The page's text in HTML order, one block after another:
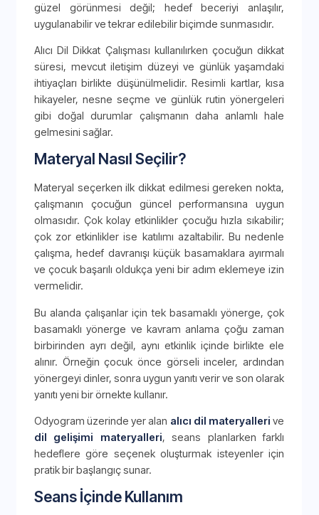
güzel görünmesi değil; hedef beceriyi anlaşılır,
uygulanabilir ve tekrar edilebilir biçimde sunmasıdır.
Alıcı Dil Dikkat Çalışması kullanılırken çocuğun dikkat
süresi, mevcut iletişim düzeyi ve günlük yaşamdaki
ihtiyaçları birlikte düşünülmelidir. Resimli kartlar, kısa
hikayeler, nesne seçme ve günlük rutin yönergeleri
gibi doğal durumlar çalışmanın daha anlamlı hale
gelmesini sağlar.
Materyal Nasıl Seçilir?
Materyal seçerken ilk dikkat edilmesi gereken nokta,
çalışmanın çocuğun güncel performansına uygun
olmasıdır. Çok kolay etkinlikler çocuğu hızla sıkabilir;
çok zor etkinlikler ise katılımı azaltabilir. Bu nedenle
çalışma, hedef davranışı küçük basamaklara ayırmalı
ve çocuk başarılı oldukça yeni bir adım eklemeye izin
vermelidir.
Bu alanda çalışanlar için tek basamaklı yönerge, çok
basamaklı yönerge ve kavram anlama çoğu zaman
birbirinden ayrı değil, aynı etkinlik içinde birlikte ele
alınır. Örneğin çocuk önce görseli inceler, ardından
yönergeyi dinler, sonra uygun yanıtı verir ve son olarak
yanıtı yeni bir örnekte kullanır.
Odyogram üzerinde yer alan alıcı dil materyalleri ve
dil gelişimi materyalleri, seans planlarken farklı
hedeflere göre seçenek oluşturmak isteyenler için
pratik bir başlangıç sunar.
Seans İçinde Kullanım